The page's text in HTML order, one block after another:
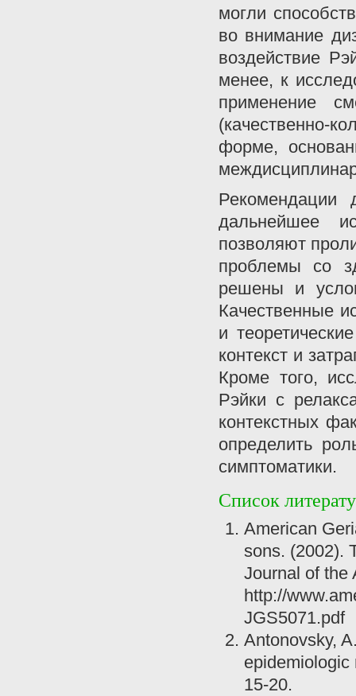
могли
во внимание
воздействие
менее, к
применение
(качественно-
форме,
дальнейшее
позволяют
проблемы со
решены и
Качественные
и
контекст и
Кроме того,
Рэйки с
контекстных
определить
симптоматики.
Список
American
sons. (2002).
Journal of the
http://
JGS5071.pdf
Antonovsky,
epidemiologic
15-20.